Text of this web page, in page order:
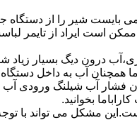
بایست ﺷﯿﺮ را از
است ایراد از تایمر
درون دﯾﮓ ﺑﺴﯿﺎر زﯾﺎد
آب به داخل دستگاه
فشار آب شیلنگ ورودی
بخوانید.
مشکل می تواند با